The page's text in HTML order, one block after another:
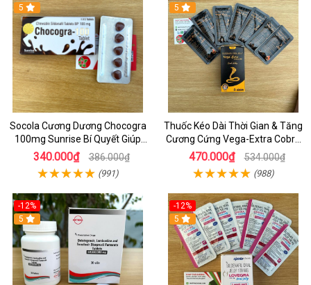
5
Socola Cương Dương Chocogra
100mg Sunrise Bí Quyết Giúp
Nam Giới Sung Mãn
340.000₫ 386.000₫
(991)
5
Thuốc Kéo Dài Thời Gian & Tăng
Cương Cứng Vega-Extra Cobra
200mg Oral Jelly Chính Hãng
470.000₫ 534.000₫
(988)
-12%
5
-12%
5